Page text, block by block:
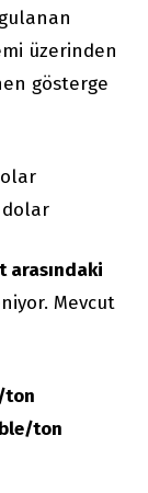
üzerinden
gösterge
dolar
Mevcut
ton
ton